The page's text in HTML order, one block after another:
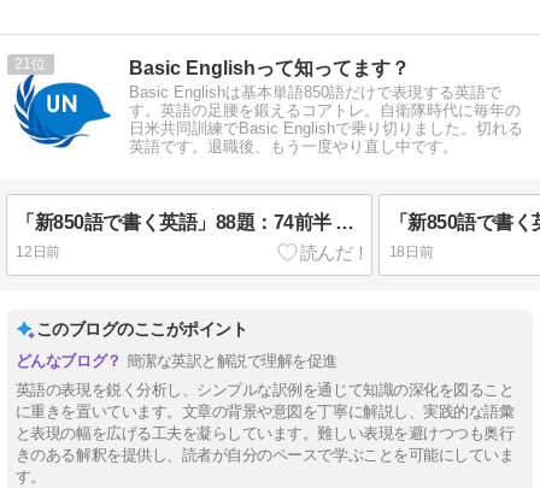
21 Basic Englishって知ってます？
Basic Englishは基本単語850語だけで表現する英語で
す。英語の足腰を鍛えるコアトレ。自衛隊時代に毎年の
日米共同訓練でBasic Englishで乗り切りました。切れる
英語です。退職後、もう一度やり直し中です。
「新850語で書く英語」88題：74前半 「銀行口座」
12日前 18日前
このブログのここがポイント
簡潔な英訳と解説で理解を促進
英語の表現を鋭く分析し、シンプルな訳例を通じて知識の深化を図ること
に重きを置いています。文章の背景や意図を丁寧に解説し、実践的な語彙
と表現の幅を広げる工夫を凝らしています。難しい表現を避けつつも奥行
きのある解釈を提供し、読者が自分のペースで学ぶことを可能にしていま
す。